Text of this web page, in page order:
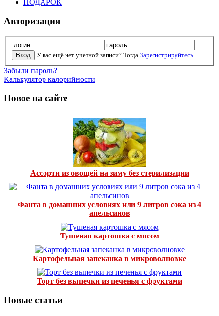
ПОДАРОК
Авторизация
У вас ещё нет учетной записи? Тогда Зарегистрируйтесь
Забыли пароль?
Калькулятор калорийности
Новое на сайте
Ассорти из овощей на зиму без стерилизации
Фанта в домашних условиях или 9 литров сока из 4
апельсинов
Тушеная картошка с мясом
Картофельная запеканка в микроволновке
Торт без выпечки из печенья с фруктами
Новые статьи